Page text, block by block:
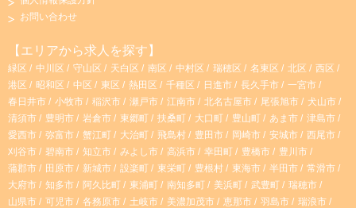
a
g
r
a
o
k
お問い合わせ
【エリアから求人を探す】
緑区 中川区 守山区 天白区 南区 中村区 瑞穂区 名東区 北区
西区
港区
昭和区 中区 東区 熱田区 千種区 日進市 長久手市
一宮市
春日井市
小牧市 稲沢市 瀬戸市 江南市 北名古屋市 尾張旭市
犬山市
清須市
豊明市 岩倉市 東郷町 扶桑町 大口町 豊山町 あま市
津島市
愛西市
弥富市 蟹江町 大治町 飛島村 豊田市 岡崎市 安城市
西尾市
刈谷市
碧南市 知立市 みよし市 高浜市 幸田町 豊橋市
豊川市
蒲郡市
田原市 新城市 設楽町 東栄町 豊根村 東海市 半田市
常滑市
大府市
知多市 阿久比町 東浦町 南知多町 美浜町 武豊町
瑞穂市
山県市
可児市 各務原市 土岐市 美濃加茂市 恵那市 羽島市
瑞浪市